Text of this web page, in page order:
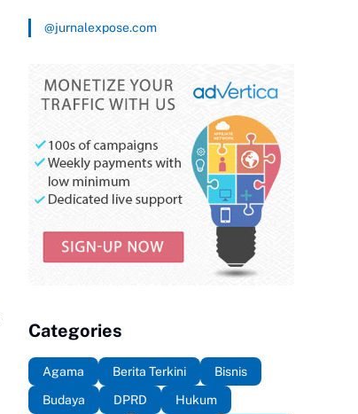
@jurnalexpose.com
Categories
Agama Berita Terkini
Bisnis
Budaya
DPRD
Hukum